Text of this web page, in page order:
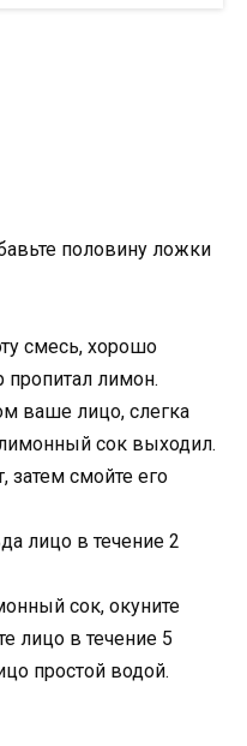
половину ложки
смесь, хорошо
пропитал лимон.
ваше лицо, слегка
сок выходил.
затем смойте его
лицо в течение 2
сок, окуните
лицо в течение 5
простой водой.